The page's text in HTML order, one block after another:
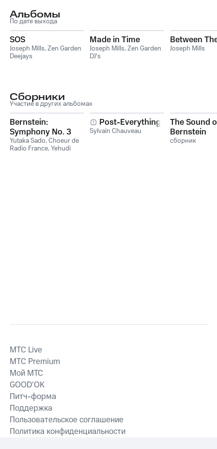
Альбомы
По дате выхода
SOS
Joseph Mills,Zen Garden
Deejays
Made in Time
Joseph Mills,Zen Garden
DJ's
Between
Joseph Mills
Сборники
Участие в других альбомах
Bernstein:
Symphony No. 3
"Kaddish" &
Chichester Psalms
Yutaka Sado,Choeur de
Radio France,Yehudi
Post-Everything
Sylvain Chauveau
The Sound
Bernstein
сборник
MTС Live
MTС Premium
Мой МТС
GOOD’OK
Питч-форма
Поддержка
Пользовательское соглашение
Политика конфиденциальности